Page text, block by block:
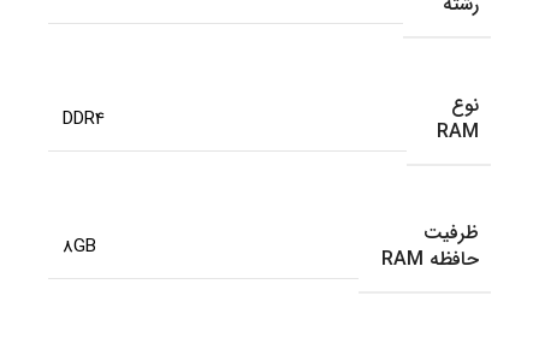
نوع
RAM
DDR4
ظرفیت
حافظه RAM
8GB